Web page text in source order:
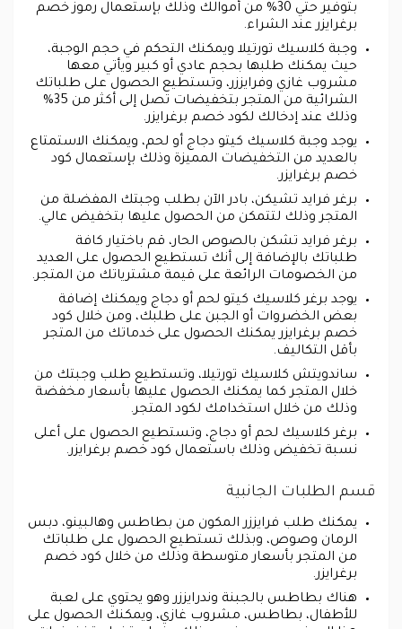
بتوفير حتي 30% من أموالك وذلك بإستعمال رموز خصم
برغرايزر عند الشراء.
وجبة كلاسيك تورتيلا ويمكنك التحكم في حجم الوجبة،
حيث يمكنك طلبها بحجم عادي أو كبير ويأتي معها
مشروب غازي وفرايززر، وتستطيع الحصول على طلباتك
الشرائية من المتجر بتخفيضات تصل إلى أكثر من 35%
وذلك عند إدخالك لكود خصم برغرايزر.
يوجد وجبة كلاسيك كيتو دجاج أو لحم، ويمكنك الاستمتاع
بالعديد من التخفيضات المميزة وذلك بإستعمال كود
خصم برغرايزر.
برغر فرايد تشيكن، بادر الآن بطلب وجبتك المفضلة من
المتجر وذلك لتتمكن من الحصول عليها بتخفيض عالي.
برغر فرايد تشكن بالصوص الحار، قم باختيار كافة
طلباتك بالإضافة إلى أنك تستطيع الحصول على العديد
من الخصومات الرائعة على قيمة مشترياتك من المتجر.
يوجد برغر كلاسيك كيتو لحم أو دجاج ويمكنك إضافة
بعض الخضروات أو الجبن على طلبك، ومن خلال كود
خصم برغرايزر يمكنك الحصول على خدماتك من المتجر
بأقل التكاليف.
ساندويتش كلاسيك تورتيلا، وتستطيع طلب وجبتك من
خلال المتجر كما يمكنك الحصول عليها بأسعار مخفضة
وذلك من خلال استخدامك لكود المتجر.
برغر كلاسيك لحم أو دجاج، وتستطيع الحصول على أعلى
نسبة تخفيض وذلك باستعمال كود خصم برغرايزر.
قسم الطلبات الجانبية
يمكنك طلب فرايززر المكون من بطاطس وهالبينو، دبس
الرمان وصوص، وبذلك تستطيع الحصول على طلباتك
من المتجر بأسعار متوسطة وذلك من خلال كود خصم
برغرايزر.
هناك بطاطس بالجبنة وندرايززر وهو يحتوي على لعبة
للأطفال، بطاطس، مشروب غازي، ويمكنك الحصول على